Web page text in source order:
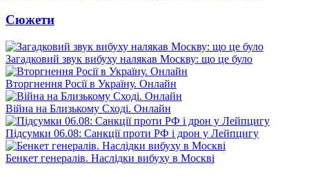
Сюжети
Загадковий звук вибуху налякав Москву: що це було
Вторгнення Росії в Україну. Онлайн
Війна на Близькому Сході. Онлайн
Підсумки 06.08: Санкції проти РФ і дрон у Лейпцигу
Бенкет генералів. Наслідки вибуху в Москві